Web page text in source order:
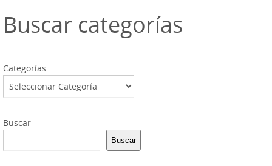
Buscar categorías
Categorías
Buscar
Buscar